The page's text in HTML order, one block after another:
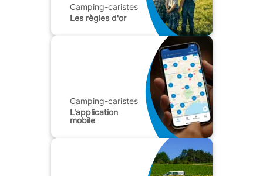
Camping-caristes
Les règles d'or
Camping-caristes
L'application
mobile